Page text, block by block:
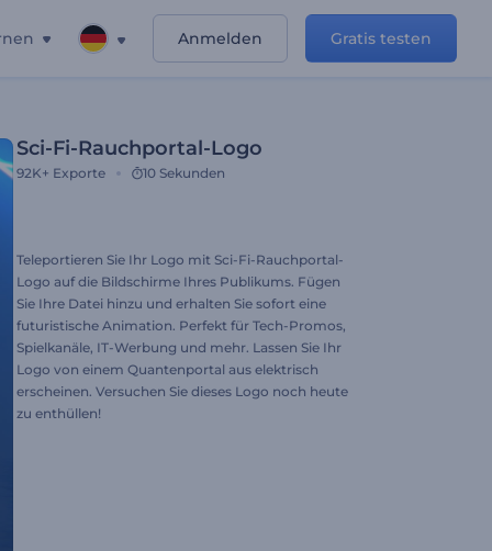
Anmelden Gratis testen
Sci-Fi-Rauchportal-Logo
92K+ Exporte 10 Sekunden
Teleportieren Sie Ihr Logo mit Sci-Fi-Rauchportal-
Logo auf die Bildschirme Ihres Publikums. Fügen
Sie Ihre Datei hinzu und erhalten Sie sofort eine
futuristische Animation. Perfekt für Tech-Promos,
Spielkanäle, IT-Werbung und mehr. Lassen Sie Ihr
Logo von einem Quantenportal aus elektrisch
erscheinen. Versuchen Sie dieses Logo noch heute
zu enthüllen!